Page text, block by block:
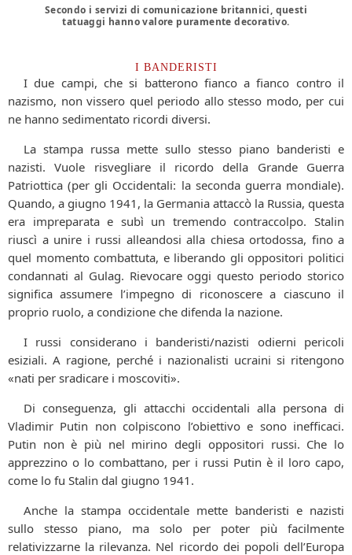
Secondo i servizi di comunicazione britannici, questi
tatuaggi hanno valore puramente decorativo.
I BANDERISTI
I due campi, che si batterono fianco a fianco contro il
nazismo, non vissero quel periodo allo stesso modo, per cui
ne hanno sedimentato ricordi diversi.
La stampa russa mette sullo stesso piano banderisti e
nazisti. Vuole risvegliare il ricordo della Grande Guerra
Patriottica (per gli Occidentali: la seconda guerra mondiale).
Quando, a giugno 1941, la Germania attaccò la Russia, questa
era impreparata e subì un tremendo contraccolpo. Stalin
riuscì a unire i russi alleandosi alla chiesa ortodossa, fino a
quel momento combattuta, e liberando gli oppositori politici
condannati al Gulag. Rievocare oggi questo periodo storico
significa assumere l’impegno di riconoscere a ciascuno il
proprio ruolo, a condizione che difenda la nazione.
I russi considerano i banderisti/nazisti odierni pericoli
esiziali. A ragione, perché i nazionalisti ucraini si ritengono
«nati per sradicare i moscoviti».
Di conseguenza, gli attacchi occidentali alla persona di
Vladimir Putin non colpiscono l’obiettivo e sono inefficaci.
Putin non è più nel mirino degli oppositori russi. Che lo
apprezzino o lo combattano, per i russi Putin è il loro capo,
come lo fu Stalin dal giugno 1941.
Anche la stampa occidentale mette banderisti e nazisti
sullo stesso piano, ma solo per poter più facilmente
relativizzarne la rilevanza. Nel ricordo dei popoli dell’Europa